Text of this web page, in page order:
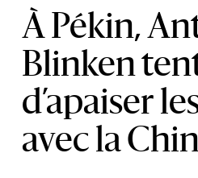
À Pékin,
Blinken
d’apaiser
avec la